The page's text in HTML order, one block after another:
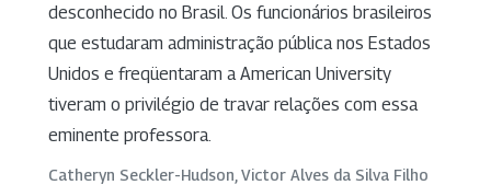
desconhecido no Brasil. Os funcionários brasileiros
que estudaram administração pública nos Estados
Unidos e freqüentaram a American University
tiveram o privilégio de travar relações com essa
eminente professora.
Catheryn Seckler-Hudson, Victor Alves da Silva Filho